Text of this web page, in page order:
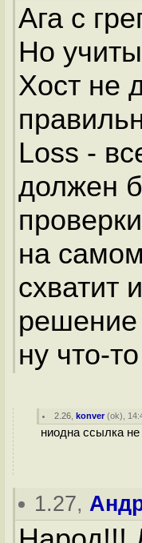
Ага с
Но
Хост не
Loss -
должен
на
схватит
ну что-
2.26 ,konver(ok),
ниодна ссылка не
1.27,